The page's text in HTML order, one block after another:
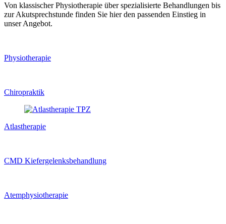
Von klassischer Physiotherapie über spezialisierte Behandlungen bis
zur Akutsprechstunde finden Sie hier den passenden Einstieg in
unser Angebot.
Physiotherapie
Chiropraktik
Atlastherapie
CMD Kiefer­gelenks­behandlung
Atem­physio­therapie